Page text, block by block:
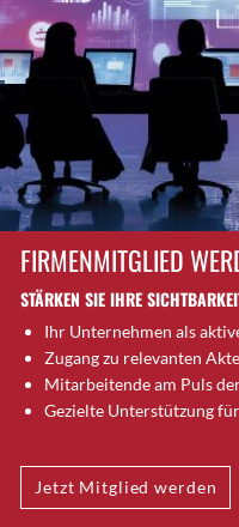
Brütten
Bubendorf
Bubikon
Burgdorf
Bäretswil
Bülach
Cazis
Cham
Chur
Crissier
Davos Platz
Dietikon
Dietlikon
FIRMENMITGLIED
STÄRKEN SIE IHRE
Ihr Unternehmen als
Zugang zu relevanten
Mitarbeitende am Puls
Gezielte Unterstützung
Jetzt Mitglied werden